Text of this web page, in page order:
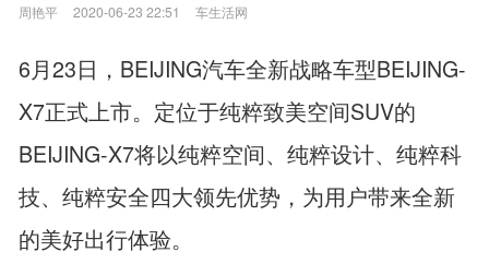
周艳平 2020-06-23 22:51 车生活网
6月23日，BEIJING汽车全新战略车型BEIJING-
X7正式上市。定位于纯粹致美空间SUV的
BEIJING-X7将以纯粹空间、纯粹设计、纯粹科
技、纯粹安全四大领先优势，为用户带来全新
的美好出行体验。